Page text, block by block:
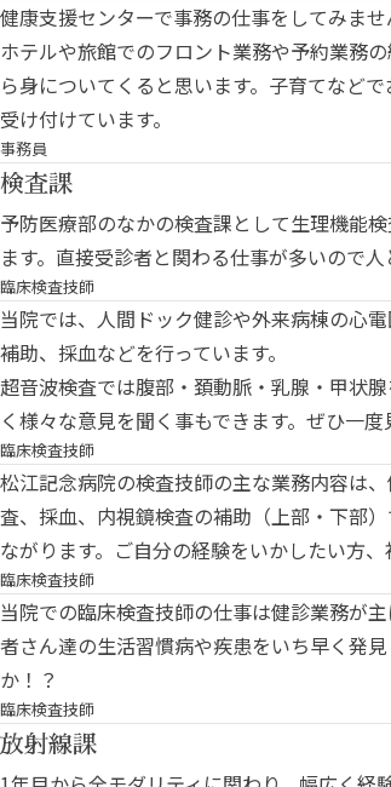
健康支援センターで事務の仕事をしてみませ
ホテルや旅館でのフロント業務や予約業務
ら身についてくると思います。子育てなど
受け付けています。
事務員
検査課
予防医療部のなかの検査課として生理機能
ます。直接受診者と関わる仕事が多いので
臨床検査技師
当院では、人間ドック健診や外来病棟の心
補助、採血などを行っています。
超音波検査では腹部・頚動脈・乳腺・甲状
く様々な意見を聞く事もできます。ぜひ一度
臨床検査技師
松江記念病院の検査技師の主な業務内容は
査、採血、内視鏡検査の補助（上部・下部
ながります。ご自分の経験をいかしたい方、
臨床検査技師
当院での臨床検査技師の仕事は健診業務が
者さん達の生活習慣病や疾患をいち早く発
か！？
臨床検査技師
放射線課